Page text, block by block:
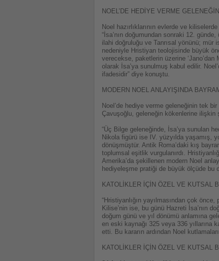
NOEL’DE HEDİYE VERME
Noel hazırlıklarının evlerde ve
“İsa’nın doğumundan sonraki 12.
ilahi doğruluğu ve Tanrısal yönünü; mür
nedeniyle Hristiyan teolojisinde büyük
verecekse, paketlerin üzerine ‘Jano’dan
olarak İsa’ya sunulmuş kabul edilir.
ifadesidir” diye konuştu.
MODERN NOEL ANLAYIŞINDA
Noel’de hediye verme geleneğinin tek
Çavuşoğlu, geleneğin kökenlerine ilişkin
“Üç Bilge geleneğinde, İsa’ya sunulan
Nikola figürü ise IV. yüzyılda yaşamış,
dönüşmüştür. Antik Roma’daki kış
toplumsal eşitlik vurgulanırdı.
Amerika’da şekillenen modern Noel
hediyeleşme pratiği de büyük ölçüde bu
KATOLİKLER İÇİN ÖZEL VE KUTSAL
“Hristiyanlığın yayılmasından çok önce,
Kilise’nin ise, bu günü Hazreti İsa’nın
doğum günü ve yıl dönümü anlamına
en eski kaynağı 325 veya 336 yıllarına
etti. Bu kararın ardından Noel
KATOLİKLER İÇİN ÖZEL VE KUTSAL